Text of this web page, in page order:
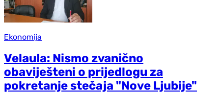
Ekonomija
Velaula: Nismo zvanično
obaviješteni o prijedlogu za
pokretanje stečaja "Nove Ljubije"